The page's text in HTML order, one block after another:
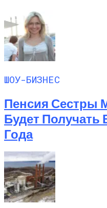
ШОУ-БИЗНЕС
Пенсия Сестры
Будет
Года